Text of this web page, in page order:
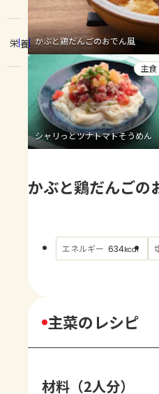
レシピ
トーク
よくあるお問い合
お買い物
AJINOMOTO PARK とは
栄養 かぶと鶏だんごのおでん風
シャリっとツナトマトそうめん
主食
かぶと鶏だんごの
エネルギー 634kcal
主菜のレシピ
材料（2人分）